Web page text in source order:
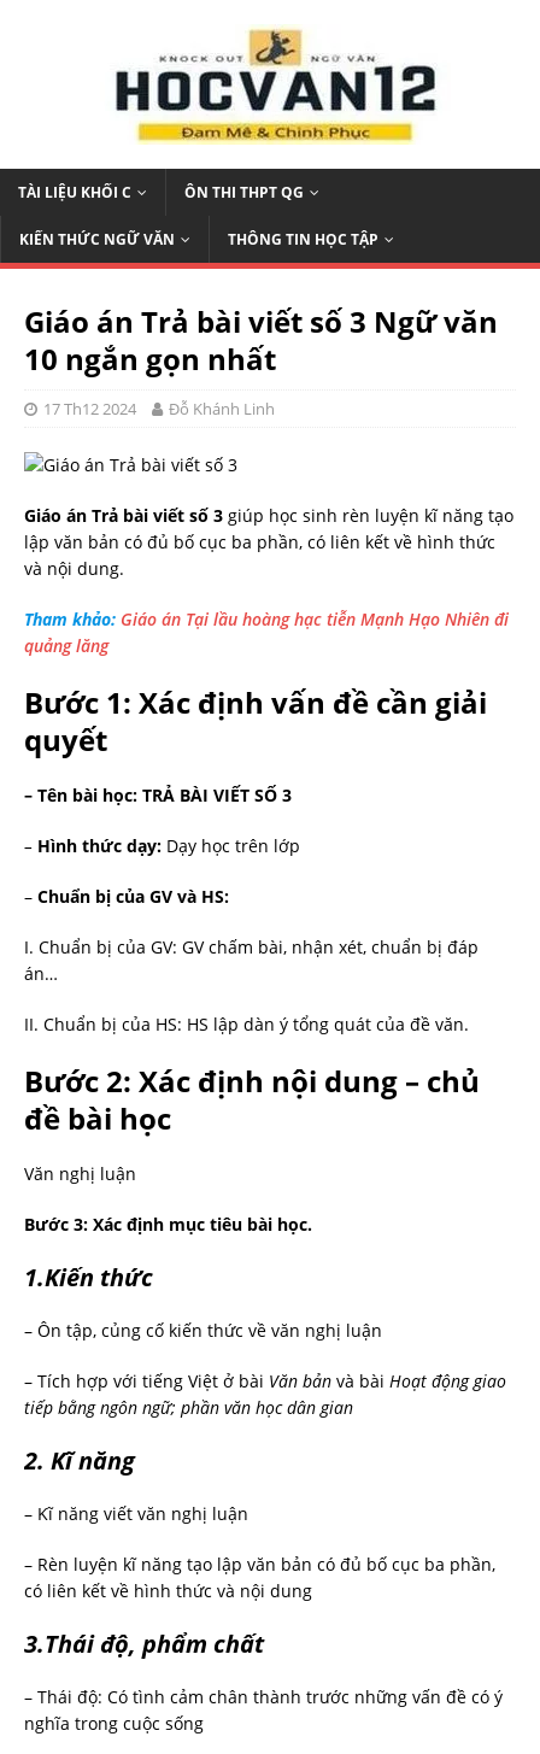
TÀI LIỆU KHỐI C ÔN THI THPT QG
KIẾN THỨC NGỮ VĂN THÔNG TIN HỌC TẬP
Giáo án Trả bài viết số 3 Ngữ văn
10 ngắn gọn nhất
17 Th12 2024 Đỗ Khánh Linh
Giáo án Trả bài viết số 3 giúp học sinh rèn luyện kĩ năng tạo
lập văn bản có đủ bố cục ba phần, có liên kết về hình thức
và nội dung.
Tham khảo: Giáo án Tại lầu hoàng hạc tiễn Mạnh Hạo Nhiên đi
quảng lăng
Bước 1: Xác định vấn đề cần giải
quyết
– Tên bài học: TRẢ BÀI VIẾT SỐ 3
– Hình thức dạy: Dạy học trên lớp
– Chuẩn bị của GV và HS:
I. Chuẩn bị của GV: GV chấm bài, nhận xét, chuẩn bị đáp
án…
II. Chuẩn bị của HS: HS lập dàn ý tổng quát của đề văn.
Bước 2: Xác định nội dung – chủ
đề bài học
Văn nghị luận
Bước 3: Xác định mục tiêu bài học.
1.Kiến thức
– Ôn tập, củng cố kiến thức về văn nghị luận
– Tích hợp với tiếng Việt ở bài Văn bản và bài Hoạt động giao
tiếp bằng ngôn ngữ; phần văn học dân gian
2. Kĩ năng
– Kĩ năng viết văn nghị luận
– Rèn luyện kĩ năng tạo lập văn bản có đủ bố cục ba phần,
có liên kết về hình thức và nội dung
3.Thái độ, phẩm chất
– Thái độ: Có tình cảm chân thành trước những vấn đề có ý
nghĩa trong cuộc sống